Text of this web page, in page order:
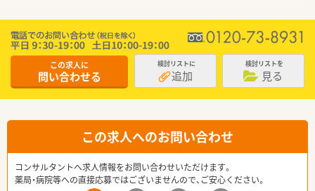
この求人に
問い合わせる
検討リストに
追加
検討リストを
見る
この求人へのお問い合わせ
コンサルタントへ求人情報をお問い合わせいただけます。
薬局・病院等への直接応募ではございませんので、ご安心ください。